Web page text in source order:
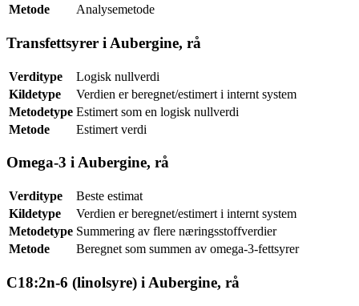
Metode
Analysemetode
Transfettsyrer i Aubergine, rå
Verditype
Logisk nullverdi
Kildetype
Verdien er beregnet/estimert i internt system
Metodetype Estimert som en logisk nullverdi
Metode
Estimert verdi
Omega-3 i Aubergine, rå
Verditype
Beste estimat
Kildetype
Verdien er beregnet/estimert i internt system
Metodetype Summering av flere næringsstoffverdier
Metode
Beregnet som summen av omega-3-fettsyrer
C18:2n-6 (linolsyre) i Aubergine, rå